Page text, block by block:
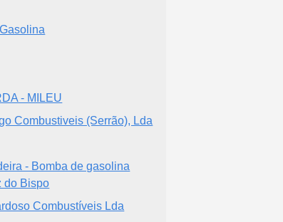
- MILEU
Combustiveis (Serrão), Lda
- Bomba de gasolina
do Bispo
Combustíveis Lda